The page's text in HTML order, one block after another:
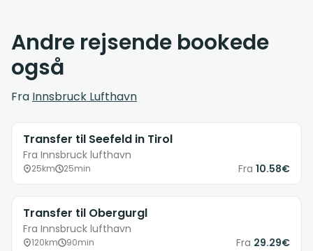
Andre rejsende bookede
også
Fra Innsbruck Lufthavn
Transfer til Seefeld in Tirol
Fra Innsbruck lufthavn
25km 25min Fra 10.58€
Transfer til Obergurgl
Fra Innsbruck lufthavn
120km 90min Fra 29.29€